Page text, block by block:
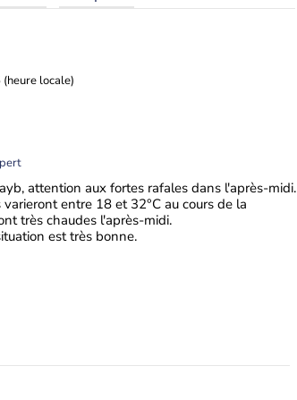
(heure locale)
attention aux fortes rafales dans l'après-midi.
entre 18 et 32°C au cours de la
très chaudes l'après-midi.
est très bonne.